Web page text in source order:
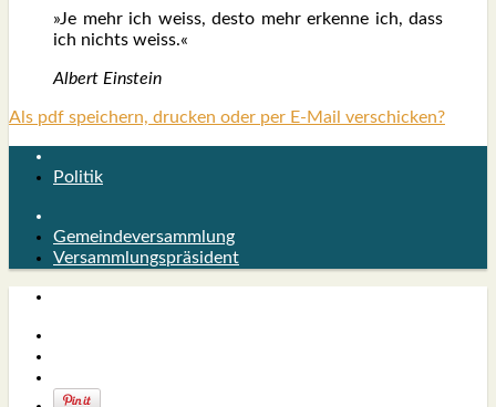
»Je mehr ich weiss, des­to mehr erken­ne ich, dass
ich nichts weiss.«
Albert Ein­stein
Als pdf speichern, drucken oder per E-Mail verschicken?
Politik
Gemeindeversammlung
Versammlungspräsident